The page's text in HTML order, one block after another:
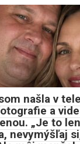
našla v
a
„Je to
nevymýšľaj